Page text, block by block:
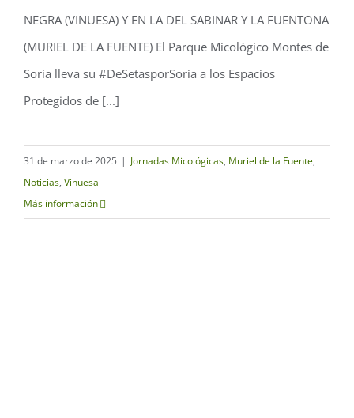
Espacios Protegidos 2025
NEGRA (VINUESA) Y EN LA DEL SABINAR Y LA FUENTONA
(MURIEL DE LA FUENTE) El Parque Micológico Montes de
Soria lleva su #DeSetasporSoria a los Espacios
Protegidos de [...]
31 de marzo de 2025 | Jornadas Micológicas, Muriel de la Fuente,
Noticias, Vinuesa
Más información